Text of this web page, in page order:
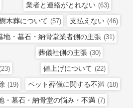
業者と連絡がとれない (63)
木葬について (57) 支払えない (46)
地・墓石・納骨堂業者側の主張 (31)
葬儀社側の主張 (30)
値上げについて (22)
(19) ペット葬儀に関する不満 (18)
・墓石・納骨堂の悩み・不満 (7)